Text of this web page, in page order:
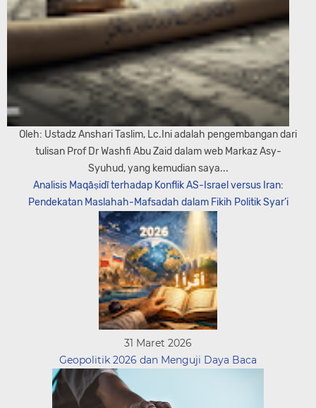
Oleh: Ustadz Anshari Taslim, Lc.Ini adalah pengembangan dari
tulisan Prof Dr Washfi Abu Zaid dalam web Markaz Asy-
Syuhud, yang kemudian saya...
Analisis Maqāṣidī terhadap Konflik AS-Israel versus Iran:
Pendekatan Maslahah-Mafsadah dalam Fikih Politik Syar’i
31 Maret 2026
Geopolitik 2026 dan Menguji Daya Baca